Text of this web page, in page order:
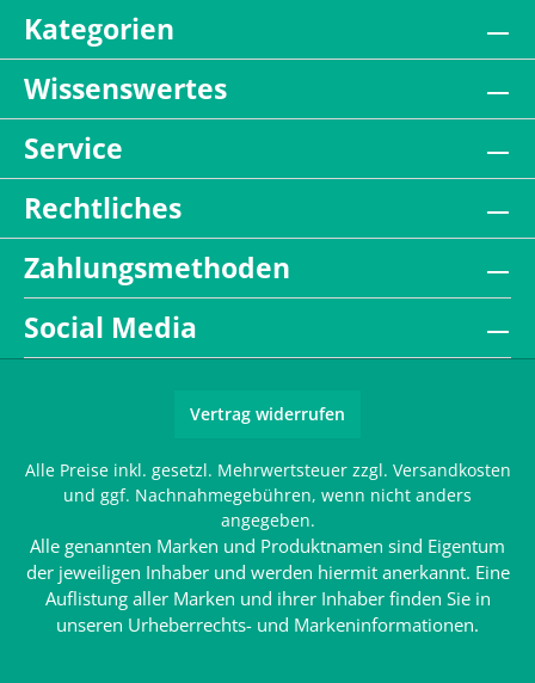
Kategorien
Wissenswertes
Service
Rechtliches
Zahlungsmethoden
Social Media
Vertrag widerrufen
Alle Preise inkl. gesetzl. Mehrwertsteuer zzgl. Versandkosten
und ggf. Nachnahmegebühren, wenn nicht anders
angegeben.
Alle genannten Marken und Produktnamen sind Eigentum
der jeweiligen Inhaber und werden hiermit anerkannt. Eine
Auflistung aller Marken und ihrer Inhaber finden Sie in
unseren Urheberrechts- und Markeninformationen.